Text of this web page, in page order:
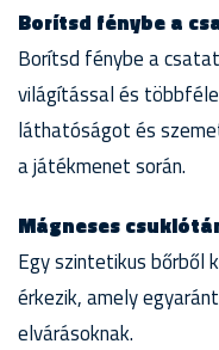
Borítsd fénybe a
Borítsd fénybe a
világítással és
láthatóságot és
a játékmenet során.
Mágneses
Egy szintetikus bőrből
érkezik, amely
elvárásoknak.